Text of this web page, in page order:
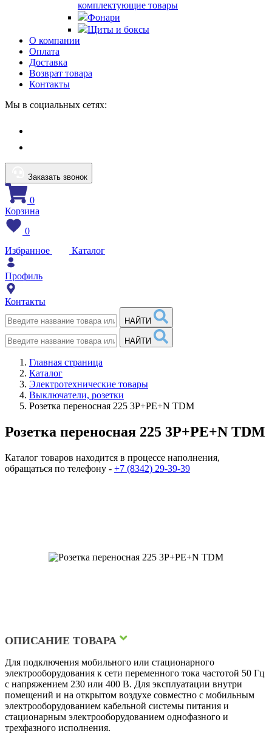
комплектующие товары
Фонари
Щиты и боксы
О компании
Оплата
Доставка
Возврат товара
Контакты
Мы в социальных сетях:
Заказать звонок
0
Корзина
0
Избранное
Каталог
Профиль
Контакты
НАЙТИ
НАЙТИ
Главная страница
Каталог
Электротехнические товары
Выключатели, розетки
Розетка переносная 225 3P+PE+N TDM
Розетка переносная 225 3P+PE+N TDM
Каталог товаров находится в процессе наполнения,
обращаться по телефону - +7 (8342) 29-39-39
ОПИСАНИЕ ТОВАРА
Для подключения мобильного или стационарного
электрооборудования к сети переменного тока частотой 50 Гц
с напряжением 230 или 400 В. Для эксплуатации внутри
помещений и на открытом воздухе совместно с мобильным
электрооборудованием кабельной системы питания и
стационарным электрооборудованием однофазного и
трехфазного исполнения.